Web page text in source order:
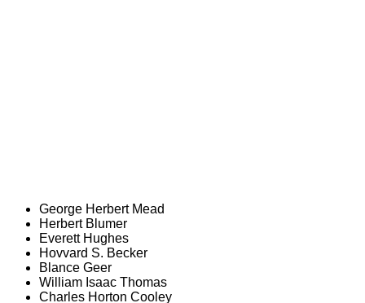
George Herbert Mead
Herbert Blumer
Everett Hughes
Hovvard S. Becker
Blance Geer
William Isaac Thomas
Charles Horton Cooley